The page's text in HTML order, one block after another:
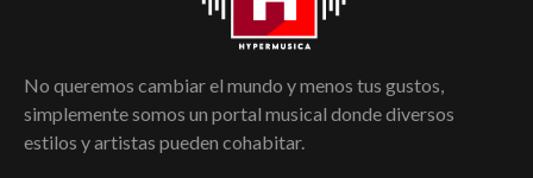
No queremos cambiar el mundo y menos tus gustos,
simplemente somos un portal musical donde diversos
estilos y artistas pueden cohabitar.